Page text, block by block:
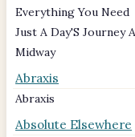
Everything You Need
Just A Day'S Journey
Midway
Abraxis
Abraxis
Absolute Elsewhere